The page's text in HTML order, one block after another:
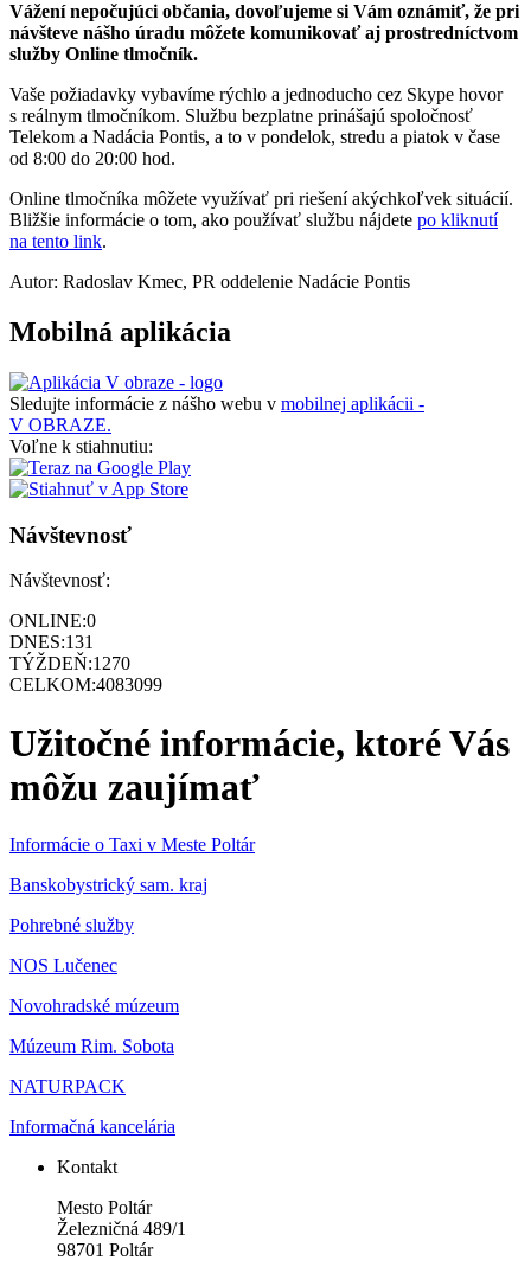
Vážení nepočujúci občania, dovoľujeme si Vám oznámiť, že pri
návšteve nášho úradu môžete komunikovať aj prostredníctvom
služby Online tlmočník.
Vaše požiadavky vybavíme rýchlo a jednoducho cez Skype hovor
s reálnym tlmočníkom. Službu bezplatne prinášajú spoločnosť
Telekom a Nadácia Pontis, a to v pondelok, stredu a piatok v čase
od 8:00 do 20:00 hod.
Online tlmočníka môžete využívať pri riešení akýchkoľvek situácií.
Bližšie informácie o tom, ako používať službu nájdete po kliknutí
na tento link.
Autor: Radoslav Kmec, PR oddelenie Nadácie Pontis
Mobilná aplikácia
Sledujte informácie z nášho webu v mobilnej aplikácii -
V OBRAZE.
Voľne k stiahnutiu:
Návštevnosť
Návštevnosť:
ONLINE:0
DNES:131
TÝŽDEŇ:1270
CELKOM:4083099
Užitočné informácie, ktoré Vás
môžu zaujímať
Informácie o Taxi v Meste Poltár
Banskobystrický sam. kraj
Pohrebné služby
NOS Lučenec
Novohradské múzeum
Múzeum Rim. Sobota
NATURPACK
Informačná kancelária
Kontakt
Mesto Poltár
Železničná 489/1
98701 Poltár